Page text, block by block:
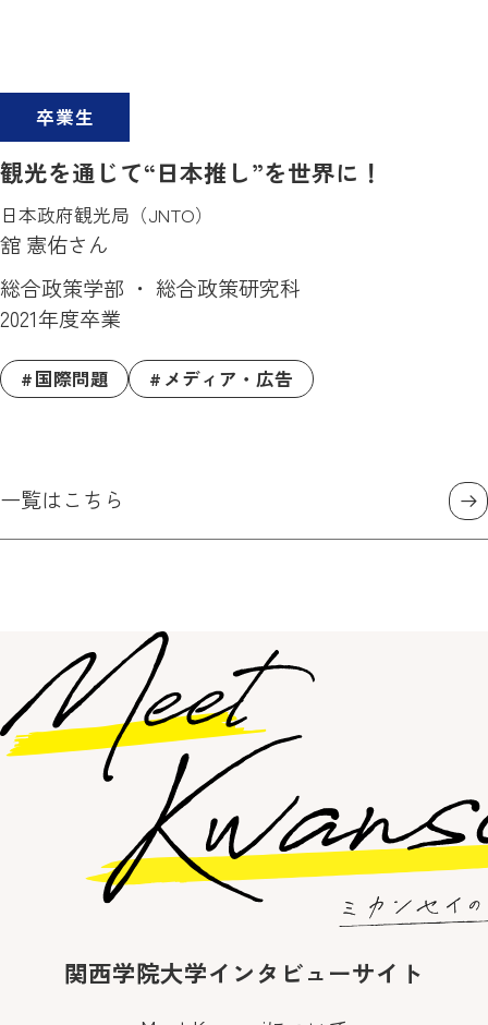
卒業生
観光を通じて“日本推し”を世界に！
日本政府観光局（JNTO）
舘 憲佑さん
総合政策学部 ・ 総合政策研究科
2021年度卒業
国際問題 メディア・広告
一覧はこちら
関西学院大学インタビューサイト